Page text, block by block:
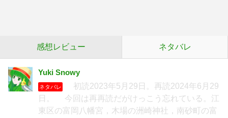
感想レビュー ネタバレ
Yuki Snowy
ネタバレ
初読2023年5月29日。再読2024年6月29
日。 今回は再再読だがけっこう忘れている。江
東区の富岡八幡宮，木場の洲崎神社，南砂町の富